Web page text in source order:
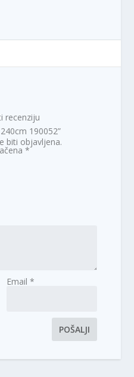
recenziju
190052”
biti objavljena.
*
Email *